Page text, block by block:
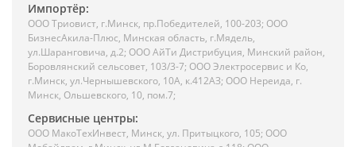
Импортёр:
ООО Триовист, г.Минск, пр.Победителей, 100-203; ООО
БизнесАкила-Плюс, Минская область, г.Мядель,
ул.Шаранговича, д.2; ООО АйТи Дистрибуция, Минский район,
Боровлянский сельсовет, 103/3-7; ООО Электросервис и Ко,
г.Минск, ул.Чернышевского, 10А, к.412АЗ; ООО Нереида, г.
Минск, Ольшевского, 10, пом.7;
Сервисные центры:
ООО МакоТехИнвест, Минск, ул. Притыцкого, 105; ООО